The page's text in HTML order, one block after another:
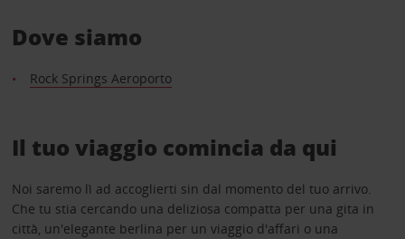
Dove siamo
Rock Springs Aeroporto
Il tuo viaggio comincia da qui
Noi saremo lì ad accoglierti sin dal momento del tuo arrivo.
Che tu stia cercando una deliziosa compatta per una gita in
città, un'elegante berlina per un viaggio d'affari o una